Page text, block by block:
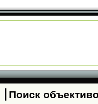
Поиск